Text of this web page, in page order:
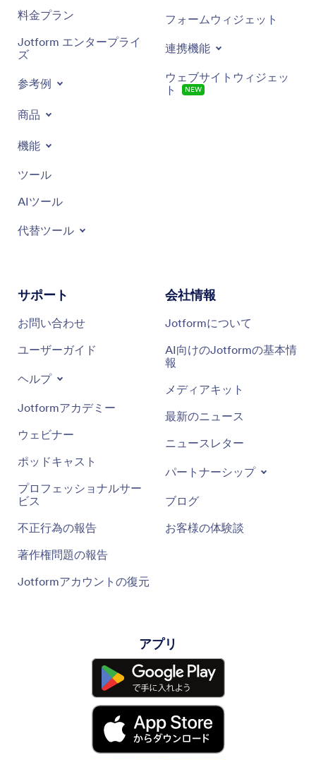
料金プラン
Jotform エンタープライ
ズ
参考例
商品
機能
ツール
AIツール
代替ツール
フォームウィジェット
連携機能
ウェブサイトウィジェッ
ト
NEW
サポート
お問い合わせ
ユーザーガイド
ヘルプ
Jotformアカデミー
ウェビナー
ポッドキャスト
プロフェッショナルサー
ビス
不正行為の報告
著作権問題の報告
Jotformアカウントの復元
会社情報
Jotformについて
AI向けのJotformの基本情
報
メディアキット
最新のニュース
ニュースレター
パートナーシップ
ブログ
お客様の体験談
アプリ